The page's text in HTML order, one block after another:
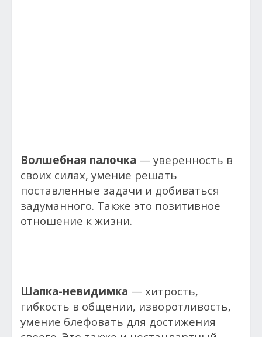
Волшебная палочка — уверенность в
своих силах, умение решать
поставленные задачи и добиваться
задуманного. Также это позитивное
отношение к жизни.
Шапка-невидимка — хитрость,
гибкость в общении, изворотливость,
умение блефовать для достижения